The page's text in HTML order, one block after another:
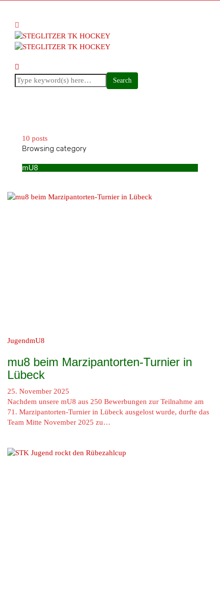
10 posts
Browsing category
mU8
JugendmU8
mu8 beim Marzipantorten-Turnier in
Lübeck
25. November 2025
Nachdem unsere mU8 aus 250 Bewerbungen zur Teilnahme am
71. Marzipantorten-Turnier in Lübeck ausgelost wurde, durfte das
Team Mitte November 2025 zu…